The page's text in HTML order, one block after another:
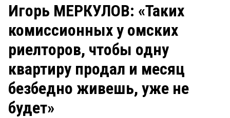
ЗАКОН
СТИЛЬ ЖИЗНИ
Рейтинги
Блоги
Архив
Игорь МЕРКУЛОВ: «Таких
комиссионных у омских
риелторов, чтобы одну
квартиру продал и месяц
безбедно живешь, уже не
будет»